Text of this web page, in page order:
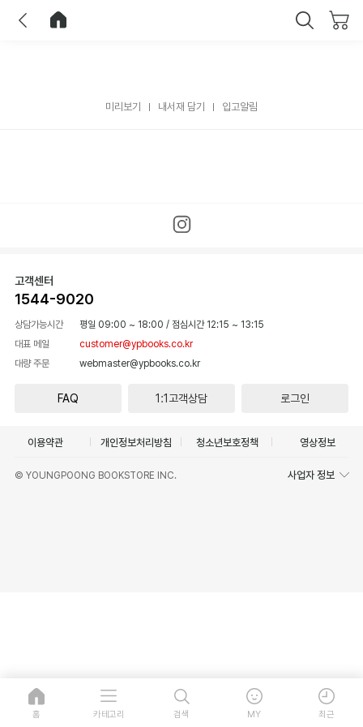
미리보기 내서재 담기 입고알림
고객센터
1544-9020
상담가능시간 평일 09:00 ~ 18:00 / 점심시간 12:15 ~ 13:15
대표 메일
customer@ypbooks.co.kr
대량 주문
webmaster@ypbooks.co.kr
FAQ 1:1고객상담 로그인
이용약관 개인정보처리방침 청소년보호정책 영상정보
© YOUNGPOONG BOOKSTORE INC. 사업자 정보
홈 카테고리 검색 MY 최근